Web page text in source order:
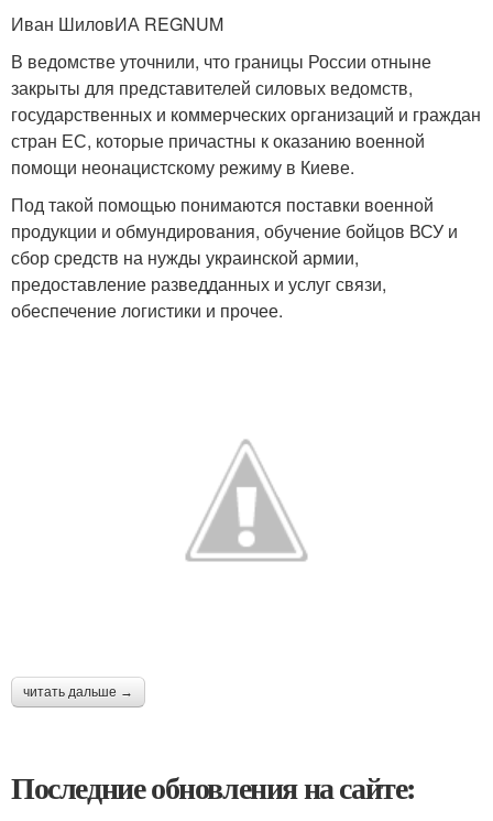
Иван ШиловИА REGNUM
В ведомстве уточнили, что границы России отныне
закрыты для представителей силовых ведомств,
государственных и коммерческих организаций и граждан
стран ЕС, которые причастны к оказанию военной
помощи неонацистскому режиму в Киеве.
Под такой помощью понимаются поставки военной
продукции и обмундирования, обучение бойцов ВСУ и
сбор средств на нужды украинской армии,
предоставление разведданных и услуг связи,
обеспечение логистики и прочее.
читать дальше →
Последние обновления на сайте: